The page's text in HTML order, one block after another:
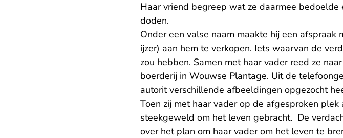
Haar vriend begreep wat ze daarmee
doden.
Onder een valse naam maakte hij een
ijzer) aan hem te verkopen. Iets waarvan de
zou hebben. Samen met haar vader reed ze
boerderij in Wouwse Plantage. Uit de
autorit verschillende afbeeldingen opgezocht
Toen zij met haar vader op de afgesproken
steekgeweld om het leven gebracht. De
over het plan om haar vader om het leven te